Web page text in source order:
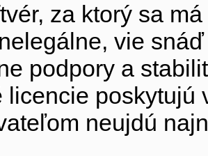
za ktorý sa
vie
podpory a
licencie poskytujú
neujdú